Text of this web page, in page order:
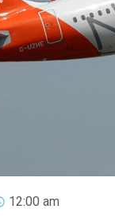
12:00 am